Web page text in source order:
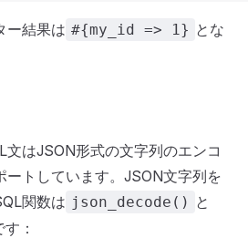
ー結果は #{my_id => 1} とな
文はJSON形式の文字列のエンコ
ートしています。JSON文字列を
関数は json_decode() と
す：